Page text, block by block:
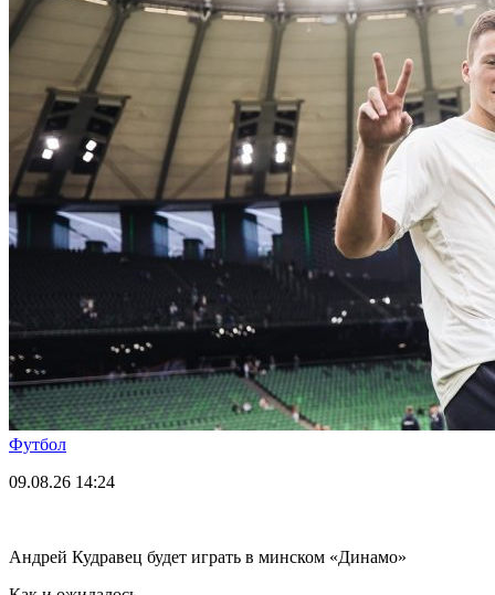
Футбол
09.08.26 14:24
Андрей Кудравец будет играть в минском «Динамо»